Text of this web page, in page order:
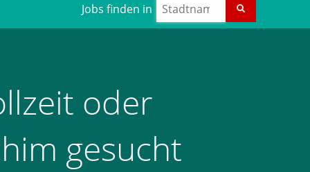
Jobs finden in
oder
gesucht